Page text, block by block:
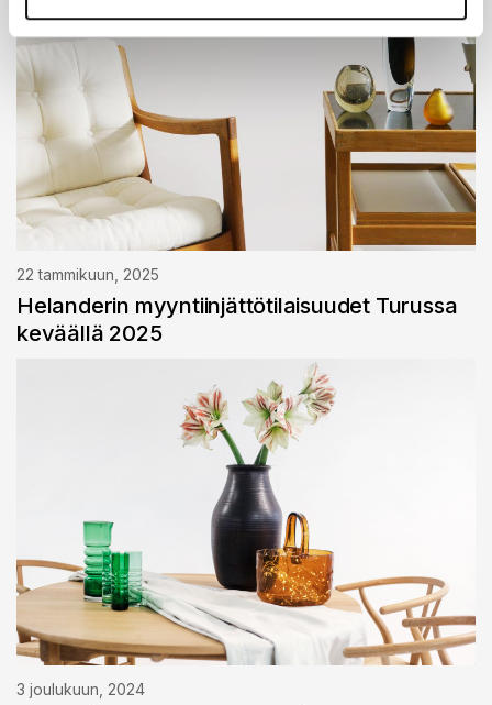
22 tammikuun, 2025
Helanderin myyntiinjättötilaisuudet Turussa
keväällä 2025
3 joulukuun, 2024